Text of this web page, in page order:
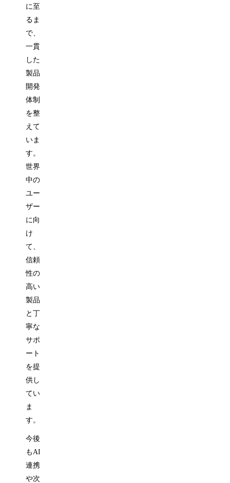
に至
るま
で、
一貫
した
製品
開発
体制
を整
えて
いま
す。
世界
中の
ユー
ザー
に向
け
て、
信頼
性の
高い
製品
と丁
寧な
サポ
ート
を提
供し
てい
ま
す。
今後
もAI
連携
や次